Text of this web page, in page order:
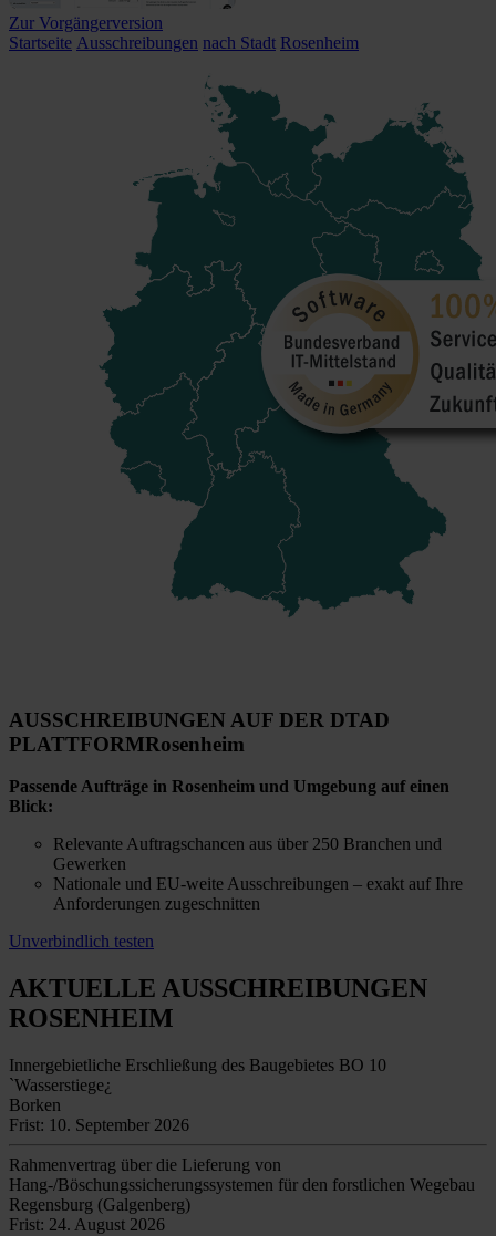
Zur Vorgängerversion
Startseite Ausschreibungen nach Stadt Rosenheim
AUSSCHREIBUNGEN AUF DER DTAD
PLATTFORMRosenheim
Passende Aufträge in Rosenheim und Umgebung auf einen
Blick:
Relevante Auftragschancen aus über 250 Branchen und
Gewerken
Nationale und EU-weite Ausschreibungen – exakt auf Ihre
Anforderungen zugeschnitten
Unverbindlich testen
AKTUELLE AUSSCHREIBUNGEN
ROSENHEIM
Innergebietliche Erschließung des Baugebietes BO 10
`Wasserstiege¿
Borken
Frist: 10. September 2026
Rahmenvertrag über die Lieferung von
Hang-/Böschungssicherungssystemen für den forstlichen Wegebau
Regensburg (Galgenberg)
Frist: 24. August 2026